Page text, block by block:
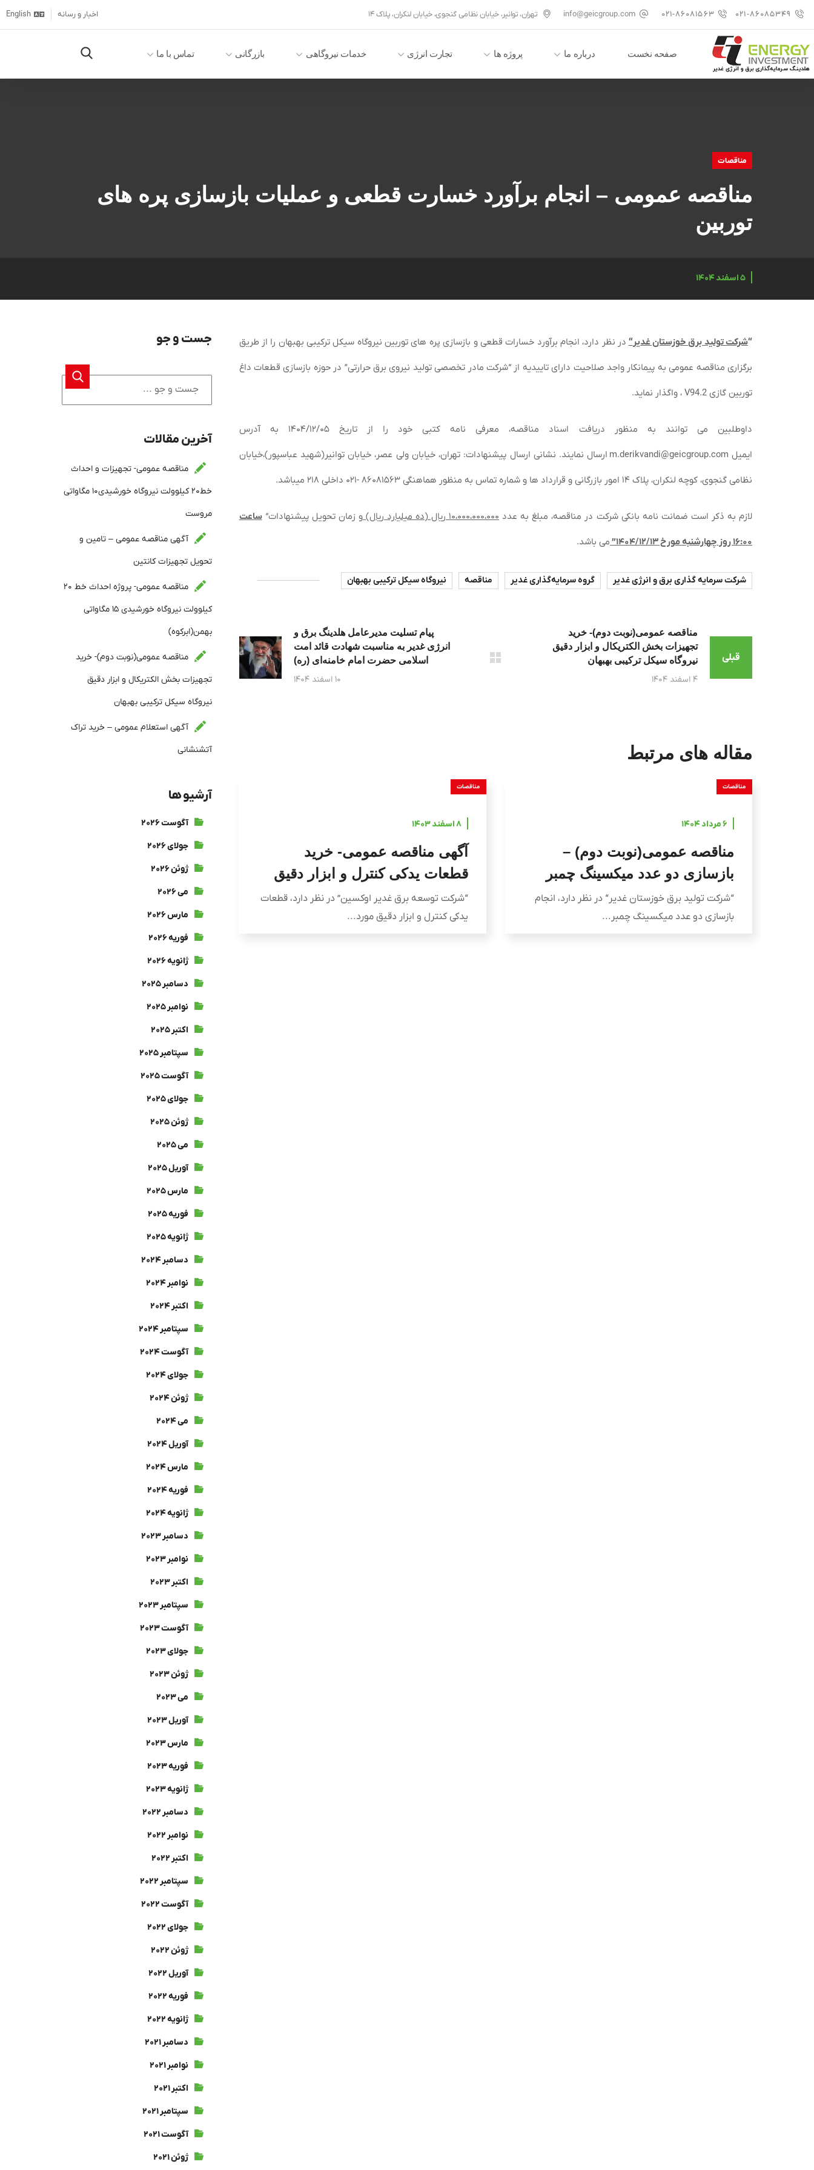
۰۲۱-۸۶۰۸۵۳۴۹ ۰۲۱-۸۶۰۸۱۵۶۳ info@geicgroup.com تهران، توانیر، خیابان نظامی گنجوی، خیابان لنکران، پلاک ۱۴ اخبار و رسانه English
صفحه نخست درباره ما پروژه ها تجارت انرژی خدمات نیروگاهی بازرگانی تماس با ما
مناقصات
مناقصه عمومی – انجام برآورد خسارت قطعی و عملیات بازسازی پره های
توربین
۵ اسفند ۱۴۰۴
“شرکت تولید برق خوزستان غدیر“ در نظر دارد، انجام برآورد خسارات قطعی و بازسازی پره های توربین نیروگاه سیکل ترکیبی بهبهان را از طریق
برگزاری مناقصه عمومی به پیمانکار واجد صلاحیت دارای تاییدیه از“شرکت مادر تخصصی تولید نیروی برق حرارتی” در حوزه بازسازی قطعات داغ
توربین گازی V94.2 ، واگذار نماید.
داوطلبین می توانند به منظور دریافت اسناد مناقصه، معرفی نامه کتبی خود را ا ز تاریخ ۱۴۰۴/۱۲/۰۵ به آدرس
ایمیلm.derikvandi@geicgroup.com ارسال نمایند. نشانی ارسال پیشنهادات: تهران، خیابان ولی عصر، خیابان توانیر(شهید عباسپور)،خیابان
نظامی گنجوی، کوچه لنکران، پلاک ۱۴ امور بازرگانی و قرارداد ها و شماره تماس به منظور هماهنگی ۸۶۰۸۱۵۶۳ -۰۲۱ داخلی ۲۱۸ می‏باشد.
لازم به ذکر است ضمانت نامه بانکی شرکت در مناقصه، مبلغ به عدد ۱۰،۰۰۰،۰۰۰،۰۰۰ ریال (ده میلیارد ریال) و زمان تحویل پیشنهادات“ ساعت
۱۶:۰۰ روز چهارشنبه مورخ ۱۴۰۴/۱۲/۱۳ ” می باشد.
شرکت سرمایه گذاری برق و انرژی غدیر گروه سرمایه‌گذاری غدیر مناقصه نیروگاه سیکل ترکیبی بهبهان
قبلی
مناقصه عمومی(نوبت دوم)- خرید
تجهیزات بخش الکتریکال و ابزار دقیق
نیروگاه سیکل ترکیبی بهبهان
۴ اسفند ۱۴۰۴
پیام تسلیت مدیرعامل هلدینگ برق و
انرژی غدیر به مناسبت شهادت قائد امت
اسلامی حضرت امام خامنه‌ای (ره)
۱۰ اسفند ۱۴۰۴
مقاله های مرتبط
مناقصات
۶ مرداد ۱۴۰۴
مناقصه عمومی(نوبت دوم) –
بازسازی دو عدد میکسینگ چمبر
“شرکت تولید برق خوزستان غدیر“ در نظر دارد، انجام
بازسازی دو عدد میکسینگ چمبر...
مناقصات
۸ اسفند ۱۴۰۳
آگهی مناقصه عمومی- خرید
قطعات یدکی کنترل و ابزار دقیق
“شرکت توسعه برق غدیر اوکسین” در نظر دارد، قطعات
یدکی کنترل و ابزار دقیق مورد...
جست و جو
آخرین مقالات
مناقصه عمومی- تجهیزات و احداث
خط۲۰ کیلوولت نیروگاه خورشیدی۱۰ مگاواتی
مروست
آگهی مناقصه عمومی – تامین و
تحویل تجهیزات کانتین
مناقصه عمومی- پروژه احداث خط ۲۰
کیلوولت نیروگاه خورشیدی ۱۵ مگاواتی
بهمن(ابرکوه)
مناقصه عمومی(نوبت دوم)- خرید
تجهیزات بخش الکتریکال و ابزار دقیق
نیروگاه سیکل ترکیبی بهبهان
آگهی استعلام عمومی – خرید تراک
آتشنشانی
آرشیو ها
آگوست ۲۰۲۶
جولای ۲۰۲۶
ژوئن ۲۰۲۶
می ۲۰۲۶
مارس ۲۰۲۶
فوریه ۲۰۲۶
ژانویه ۲۰۲۶
دسامبر ۲۰۲۵
نوامبر ۲۰۲۵
اکتبر ۲۰۲۵
سپتامبر ۲۰۲۵
آگوست ۲۰۲۵
جولای ۲۰۲۵
ژوئن ۲۰۲۵
می ۲۰۲۵
آوریل ۲۰۲۵
مارس ۲۰۲۵
فوریه ۲۰۲۵
ژانویه ۲۰۲۵
دسامبر ۲۰۲۴
نوامبر ۲۰۲۴
اکتبر ۲۰۲۴
سپتامبر ۲۰۲۴
آگوست ۲۰۲۴
جولای ۲۰۲۴
ژوئن ۲۰۲۴
می ۲۰۲۴
آوریل ۲۰۲۴
مارس ۲۰۲۴
فوریه ۲۰۲۴
ژانویه ۲۰۲۴
دسامبر ۲۰۲۳
نوامبر ۲۰۲۳
اکتبر ۲۰۲۳
سپتامبر ۲۰۲۳
آگوست ۲۰۲۳
جولای ۲۰۲۳
ژوئن ۲۰۲۳
می ۲۰۲۳
آوریل ۲۰۲۳
مارس ۲۰۲۳
فوریه ۲۰۲۳
ژانویه ۲۰۲۳
دسامبر ۲۰۲۲
نوامبر ۲۰۲۲
اکتبر ۲۰۲۲
سپتامبر ۲۰۲۲
آگوست ۲۰۲۲
جولای ۲۰۲۲
ژوئن ۲۰۲۲
آوریل ۲۰۲۲
فوریه ۲۰۲۲
ژانویه ۲۰۲۲
دسامبر ۲۰۲۱
نوامبر ۲۰۲۱
اکتبر ۲۰۲۱
سپتامبر ۲۰۲۱
آگوست ۲۰۲۱
ژوئن ۲۰۲۱